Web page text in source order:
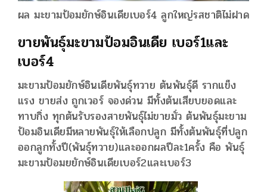
ผล มะขามป้อมยักษ์อินเดียเบอร์4 ลูกใหญ่รสชาติไม่ฝาด
ขายพันธุ์มะขามป้อมอินเดีย เบอร์1และ
เบอร์4
มะขามป้อมยักษ์อินเดียพันธุ์ทวาย ต้นพันธุ์ดี รากแข็ง
แรง ขายส่ง ถูกเวอร์ จองด่วน มีทั้งต้นเสียบยอดและ
ทาบกิ่ง ทุกต้นรับรองสายพันธุ์ไม่ขายมั่ว ต้นพันธุ์มะขาม
ป้อมอินเดียมีหลายพันธุ์ให้เลือกปลูก มีทั้งต้นพันธุ์ที่ปลูก
ออกลูกทั้งปี(พันธุ์ทวาย)และออกผลปีละ1ครั้ง คือ พันธุ์
มะขามป้อมยยักษ์อินเดียเบอร์2และเบอร์3